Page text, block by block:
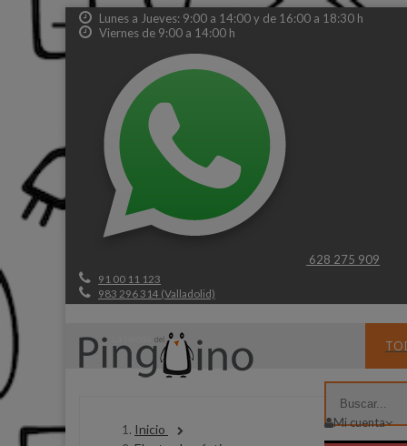
Lunes a Jueves: 9:00 a 14:00 y de 16:00 a 18:30 h
Viernes de 9:00 a 14:00 h
628 275 909
91 00 11 123
983 296 314 (Valladolid)
Mi cuenta
Inicio